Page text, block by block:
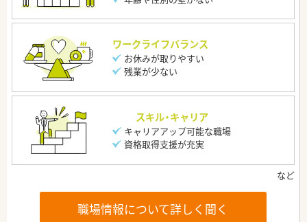
ワークライフバランス
お休みが取りやすい
残業が少ない
スキル・キャリア
キャリアアップ可能な職場
資格取得支援が充実
職場情報について詳しく聞く